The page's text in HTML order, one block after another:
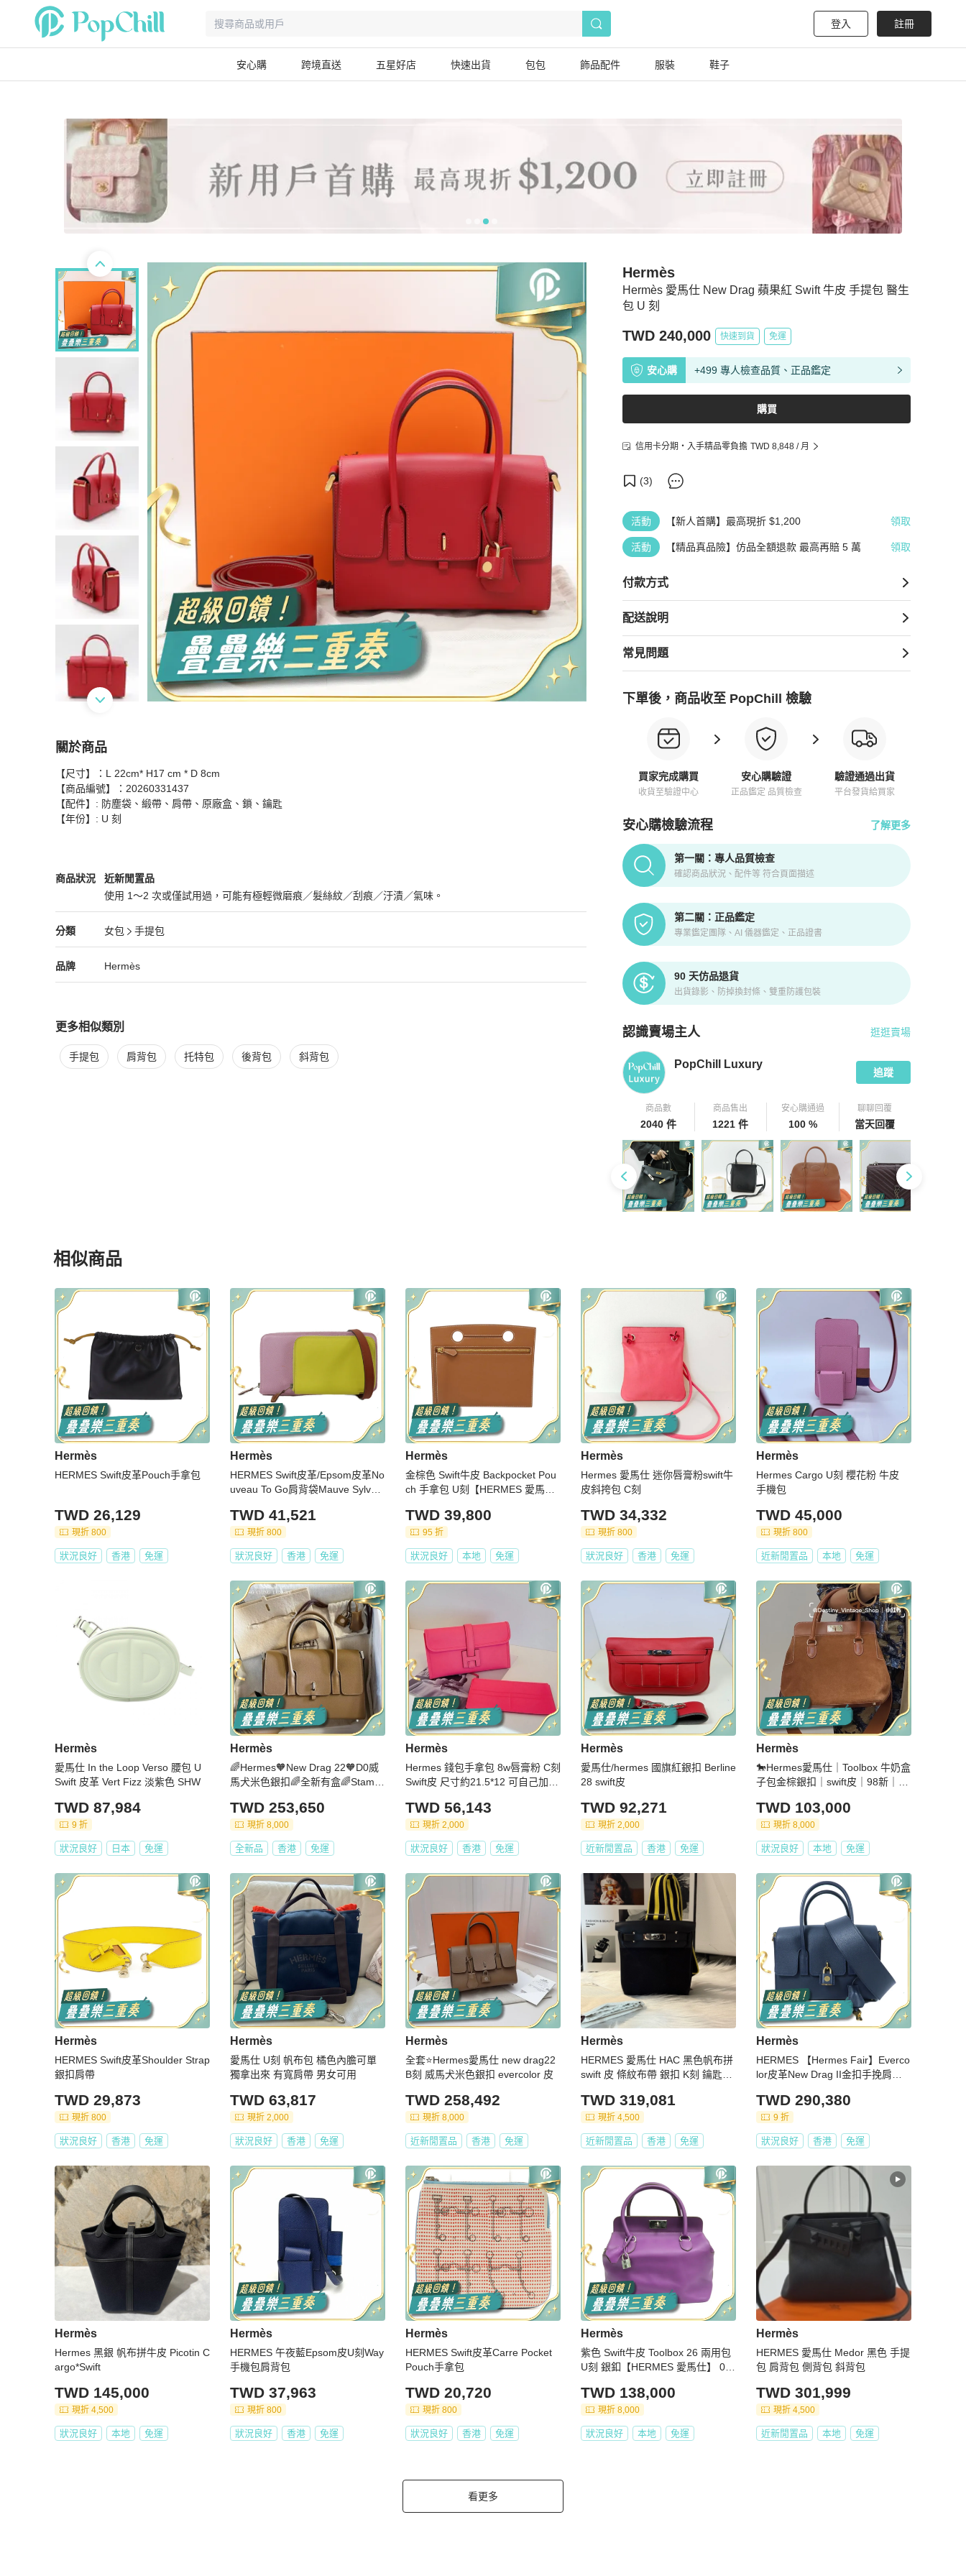
登入 註冊
安心購 跨境直送 五星好店 快速出貨 包包 飾品配件 服裝 鞋子
Hermès 愛馬仕 New Drag 蘋果紅 Swift 牛皮 手提包 醫生
包 U 刻
Hermès
TWD 240,000 快速到貨 免運
安心購 +499 專人檢查品質、正品鑑定
購買
信用卡分期・入手精品零負擔 TWD 8,848 / 月
(3)
活動 【新人首購】最高現折 $1,200 領取
活動 【精品真品險】仿品全額退款 最高再賠 5 萬 領取
付款方式
配送說明
常見問題
下單後，商品收至 PopChill 檢驗
買家完成購買
收貨至驗證中心
安心購驗證
正品鑑定 品質檢查
驗證通過出貨
平台發貨給買家
安心購檢驗流程 了解更多
PopChill拍拍圈正品驗證、安心購檢驗流程介紹
第一關：專人品質檢查
確認商品狀況、配件等 符合頁面描述
第二關：正品鑑定
專業鑑定團隊、AI 儀器鑑定、正品證書
90 天仿品退貨
出貨錄影、防掉換封條、雙重防護包裝
認識賣場主人
PopChill 拍拍圈嚴選賣家
逛逛賣場
PopChill Luxury
追蹤
商品數
2040 件
商品售出
1221 件
安心購通過
100 %
聊聊回覆
當天回覆
關於商品
關於Hermès 愛馬仕 New Drag 蘋果紅 Swift 牛皮 手提包 醫生包 U 刻
【尺寸】：L 22cm* H17 cm * D 8cm
【商品編號】：20260331437
【配件】: 防塵袋、緞帶、肩帶、原廠盒、鎖、鑰匙
【年份】: U 刻
商品狀況
Hermès女包商品狀態與細節
近新閒置品
使用 1～2 次或僅試用過，可能有極輕微磨痕／髮絲紋／刮痕／汙漬／氣味。
近新閒置品
分類
Hermès 女包分類資訊
女包
手提包
女包/手提包推薦
品牌
Hermès 精品女包品牌介紹
Hermès
Hermès 推薦清單
更多相似類別
更多Hermès女包相似商品推薦
手提包 肩背包 托特包 後背包 斜背包
相似商品
更多相似Hermès女包推薦精品
Hermès
HERMES Swift皮革Pouch手拿包
TWD 26,129
現折 800
狀況良好 香港 免運
Hermès
HERMES Swift皮革/Epsom皮革No
uveau To Go肩背袋Mauve Sylvest
TWD 41,521
現折 800
狀況良好 香港 免運
Hermès
金棕色 Swift牛皮 Backpocket Pou
ch 手拿包 U刻【HERMES 愛馬
TWD 39,800
95 折
狀況良好 本地 免運
Hermès
Hermes 愛馬仕 迷你唇膏粉swift牛
皮斜挎包 C刻
TWD 34,332
現折 800
狀況良好 香港 免運
Hermès
Hermes Cargo U刻 櫻花粉 牛皮
手機包
TWD 45,000
現折 800
近新閒置品 本地 免運
Hermès
愛馬仕 In the Loop Verso 腰包 U
Swift 皮革 Vert Fizz 淡紫色 SHW
TWD 87,984
9 折
狀況良好 日本 免運
Hermès
🌈Hermes🧡New Drag 22🧡D0威
馬犬米色銀扣🌈全新有盒🌈Stamp
ag🌟愛馬仕🌟
TWD 253,650
現折 8,000
全新品 香港 免運
Hermès
Hermes 錢包手拿包 8w唇膏粉 C刻
Swift皮 尺寸約21.5*12 可自己加鏈
TWD 56,143
現折 2,000
狀況良好 香港 免運
Hermès
愛馬仕/hermes 國旗紅銀扣 Berline
28 swift皮
TWD 92,271
現折 2,000
近新閒置品 香港 免運
Hermès
🐎Hermes愛馬仕｜Toolbox 牛奶盒
子包金棕銀扣｜swift皮｜98新｜框
TWD 103,000
現折 8,000
狀況良好 本地 免運
Hermès
HERMES Swift皮革Shoulder Strap
銀扣肩帶
TWD 29,873
現折 800
狀況良好 香港 免運
Hermès
愛馬仕 U刻 帆布包 橘色內膽可單
獨拿出來 有寬肩帶 男女可用
TWD 63,817
現折 2,000
狀況良好 香港 免運
Hermès
全套⭐Hermes愛馬仕 new drag22
B刻 威馬犬米色銀扣 evercolor 皮
TWD 258,492
現折 8,000
近新閒置品 香港 免運
Hermès
HERMES 愛馬仕 HAC 黑色帆布拼
swift 皮 條紋布帶 銀扣 K刻 鑰匙鎖
TWD 319,081
現折 4,500
近新閒置品 香港 免運
Hermès
HERMES 【Hermes Fair】Everco
lor皮革New Drag II金扣手挽肩背
TWD 290,380
9 折
狀況良好 香港 免運
Hermès
Hermes 黑銀 帆布拼牛皮 Picotin C
argo*Swift
TWD 145,000
現折 4,500
狀況良好 本地 免運
Hermès
HERMES 午夜藍Epsom皮U刻Way
手機包肩背包
TWD 37,963
現折 800
狀況良好 香港 免運
Hermès
HERMES Swift皮革Carre Pocket
Pouch手拿包
TWD 20,720
現折 800
狀況良好 香港 免運
Hermès
紫色 Swift牛皮 Toolbox 26 兩用包
U刻 銀釦【HERMES 愛馬仕】 06
TWD 138,000
現折 8,000
狀況良好 本地 免運
Hermès
HERMES 愛馬仕 Medor 黑色 手提
包 肩背包 側背包 斜背包
TWD 301,999
現折 4,500
近新閒置品 本地 免運
看更多